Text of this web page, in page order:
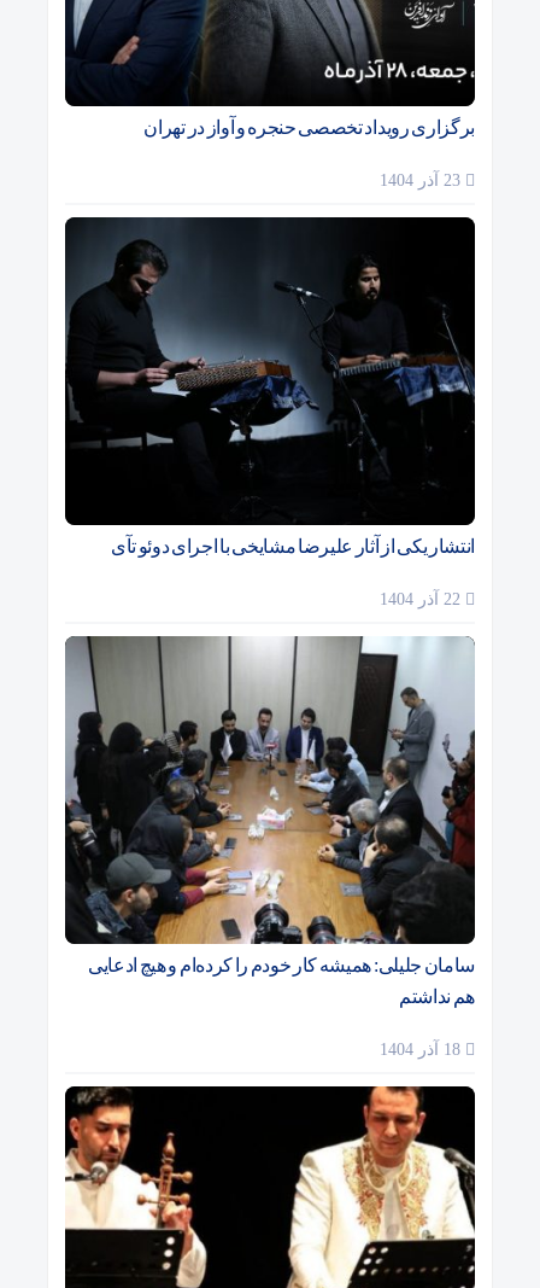
برگزاری رویداد تخصصی حنجره و آواز در تهران
انتشار یکی از آثار علیرضا مشایخی با اجرای دوئو تآی
سامان جلیلی: همیشه کار خودم را کرده‌ام و هیچ ادعایی
هم نداشتم